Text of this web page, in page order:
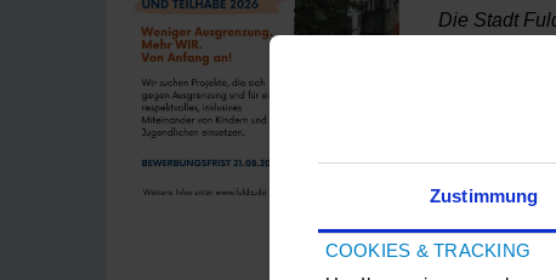
Zustimmung
COOKIES & TRACKING
Die Stadt
Auch in
Engagement